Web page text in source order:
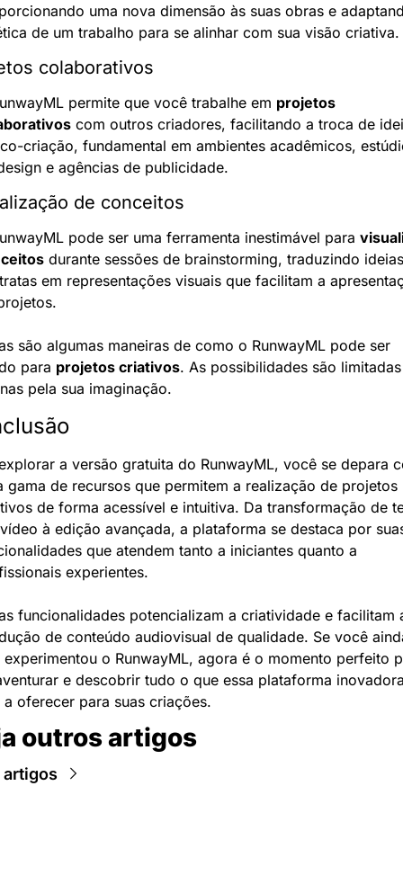
uma nova dimensão às suas obras e
de um trabalho para se alinhar com sua visão criativa.
colaborativos
permite que você trabalhe em projetos
com outros criadores, facilitando a troca de
criação, fundamental em ambientes acadêmicos,
e agências de publicidade.
de conceitos
pode ser uma ferramenta inestimável para
durante sessões de brainstorming, traduzindo ideias
em representações visuais que facilitam a
são algumas maneiras de como o RunwayML pode ser
para projetos criativos. As possibilidades são limitadas
pela sua imaginação.
a versão gratuita do RunwayML, você se depara
gama de recursos que permitem a realização de projetos
de forma acessível e intuitiva. Da transformação de
à edição avançada, a plataforma se destaca por
que atendem tanto a iniciantes quanto a
experientes.
funcionalidades potencializam a criatividade e facilitam
de conteúdo audiovisual de qualidade. Se você
experimentou o RunwayML, agora é o momento perfeito
e descobrir tudo o que essa plataforma
a oferecer para suas criações.
outros artigos